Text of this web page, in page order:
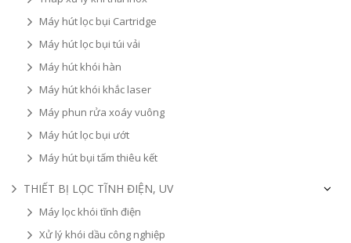
Máy hút lọc bụi Cartridge
Máy hút lọc bụi túi vải
Máy hút khói hàn
Máy hút khói khắc laser
Máy phun rửa xoáy vuông
Máy hút lọc bụi ướt
Máy hút bụi tấm thiêu kết
THIẾT BỊ LỌC TĨNH ĐIỆN, UV
Máy lọc khói tĩnh điện
Xử lý khói dầu công nghiệp